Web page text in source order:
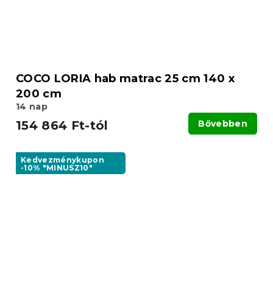
COCO LORIA hab matrac 25 cm 140 x
200 cm
14 nap
154 864 Ft-tól Bővebben
Kedvezménykupon
-10% "MINUSZ10"